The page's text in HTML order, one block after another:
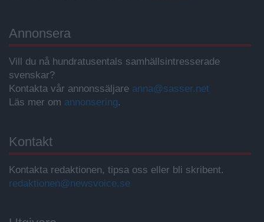
Annonsera
Vill du nå hundratusentals samhällsintresserade
svenskar?
Kontakta vår annonssäljare anna@sasser.net
Läs mer om annonsering.
Kontakt
Kontakta redaktionen, tipsa oss eller bli skribent.
redaktionen@newsvoice.se